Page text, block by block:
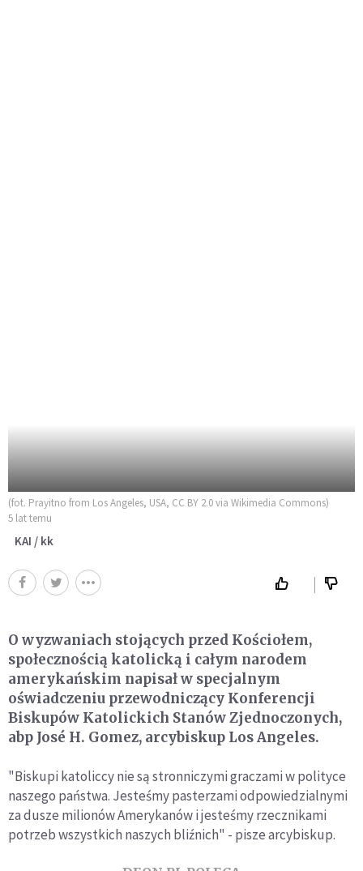
(fot. Prayitno from Los Angeles, USA, CC BY 2.0 via Wikimedia Commons)
5 lat temu
KAI / kk
O wyzwaniach stojących przed Kościołem,
społecznością katolicką i całym narodem
amerykańskim napisał w specjalnym
oświadczeniu przewodniczący Konferencji
Biskupów Katolickich Stanów Zjednoczonych,
abp José H. Gomez, arcybiskup Los Angeles.
"Biskupi katoliccy nie są stronniczymi graczami w polityce
naszego państwa. Jesteśmy pasterzami odpowiedzialnymi
za dusze milionów Amerykanów i jesteśmy rzecznikami
potrzeb wszystkich naszych bliźnich" - pisze arcybiskup.